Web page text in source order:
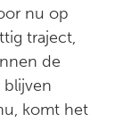
nu op
traject,
de
blijven
komt het